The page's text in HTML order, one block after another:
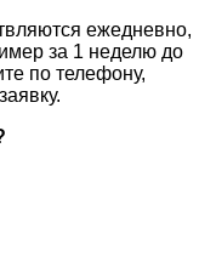
ежедневно,
за 1 неделю до
по телефону,